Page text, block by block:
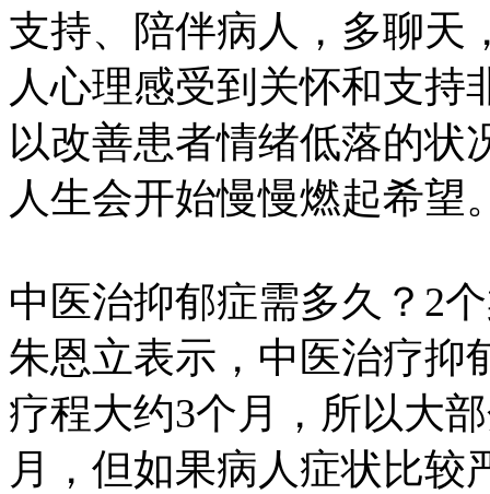
支持、陪伴病人，多聊天
人心理感受到关怀和支持
以改善患者情绪低落的状
人生会开始慢慢燃起希望
中医治抑郁症需多久？2
朱恩立表示，中医治疗抑
疗程大约3个月，所以大
月，但如果病人症状比较